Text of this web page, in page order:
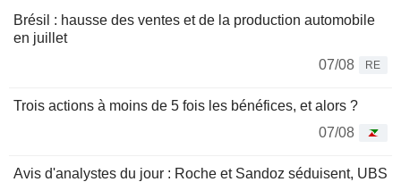
Brésil : hausse des ventes et de la production automobile
en juillet
07/08
RE
Trois actions à moins de 5 fois les bénéfices, et alors ?
07/08
Avis d'analystes du jour : Roche et Sandoz séduisent, UBS